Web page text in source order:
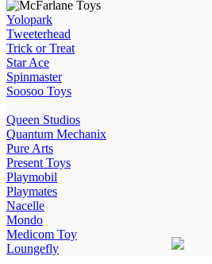
Yolopark
Tweeterhead
Trick or Treat
Star Ace
Spinmaster
Soosoo Toys
Queen Studios
Quantum Mechanix
Pure Arts
Present Toys
Playmobil
Playmates
Nacelle
Mondo
Medicom Toy
Loungefly